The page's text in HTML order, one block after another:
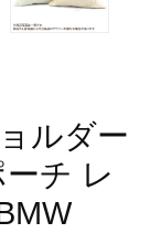
ルダー
チ レ